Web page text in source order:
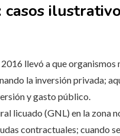
casos
llevó a que
la inversión privada;
y gasto público.
licuado (GNL) en la zona
contractuales; cuando